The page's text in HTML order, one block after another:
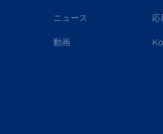
ニュース 応
動画